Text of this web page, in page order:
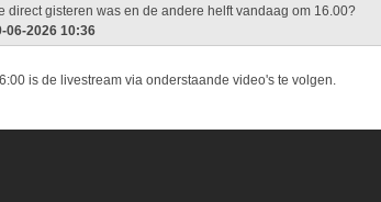
direct gisteren was en de andere helft vandaag om 16.00?
06-2026 10:36
is de livestream via onderstaande video's te volgen.